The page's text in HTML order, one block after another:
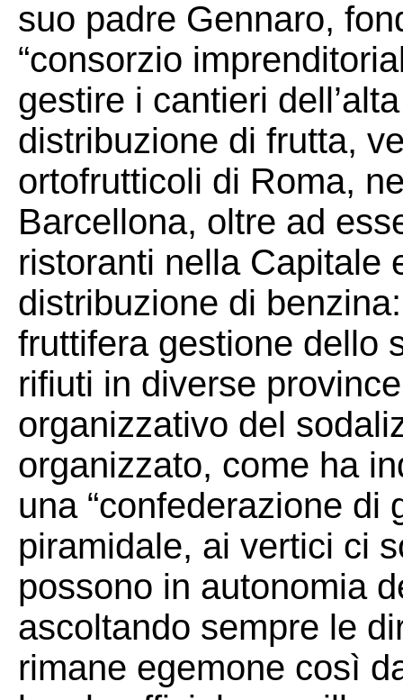
suo padre Gennaro,
“consorzio
gestire i cantieri
distribuzione di frutta,
ortofrutticoli di Roma,
Barcellona, oltre ad
ristoranti nella Capitale
distribuzione di
fruttifera gestione dello
rifiuti in diverse
organizzativo del
organizzato, come ha
una “confederazione di
piramidale, ai vertici ci
possono in autonomia
ascoltando sempre le
rimane egemone così